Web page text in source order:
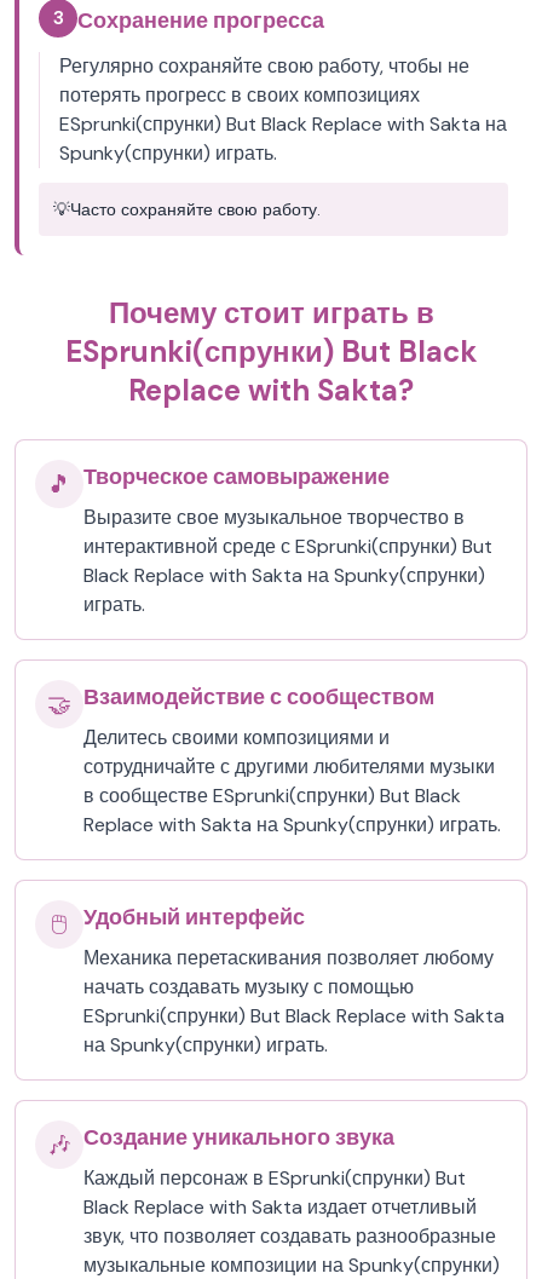
3 Сохранение прогресса
Регулярно сохраняйте свою работу, чтобы не
потерять прогресс в своих композициях
ESprunki(спрунки) But Black Replace with Sakta на
Spunky(спрунки) играть.
💡Часто сохраняйте свою работу.
Почему стоит играть в
ESprunki(спрунки) But Black
Replace with Sakta?
🎵 Творческое самовыражение
Выразите свое музыкальное творчество в
интерактивной среде с ESprunki(спрунки) But
Black Replace with Sakta на Spunky(спрунки)
играть.
🤝 Взаимодействие с сообществом
Делитесь своими композициями и
сотрудничайте с другими любителями музыки
в сообществе ESprunki(спрунки) But Black
Replace with Sakta на Spunky(спрунки) играть.
🖱️ Удобный интерфейс
Механика перетаскивания позволяет любому
начать создавать музыку с помощью
ESprunki(спрунки) But Black Replace with Sakta
на Spunky(спрунки) играть.
🎶 Создание уникального звука
Каждый персонаж в ESprunki(спрунки) But
Black Replace with Sakta издает отчетливый
звук, что позволяет создавать разнообразные
музыкальные композиции на Spunky(спрунки)